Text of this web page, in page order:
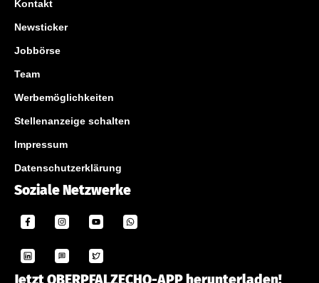
Kontakt
Newsticker
Jobbörse
Team
Werbemöglichkeiten
Stellenanzeige schalten
Impressum
Datenschutzerklärung
Soziale Netzwerke